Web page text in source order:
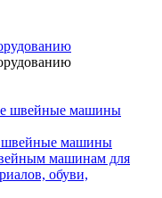
швейные машины
швейные машины
машинам для
обуви,